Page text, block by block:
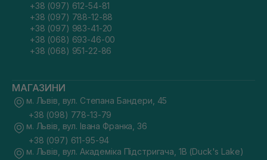
+38 (097) 612-54-81
+38 (097) 788-12-88
+38 (097) 983-41-20
+38 (068) 693-46-00
+38 (068) 951-22-86
МАГАЗИНИ
м. Львів, вул. Степана Бандери, 45
+38 (098) 778-13-79
м. Львів, вул. Івана Франка, 36
+38 (097) 611-95-94
м. Львів, вул. Академіка Підстригача, 1В (Duck's Lake)